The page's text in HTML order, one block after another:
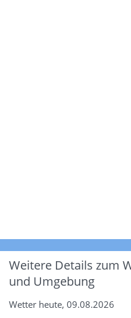
Weitere Details zum
und Umgebung
Wetter heute, 09.08.2026